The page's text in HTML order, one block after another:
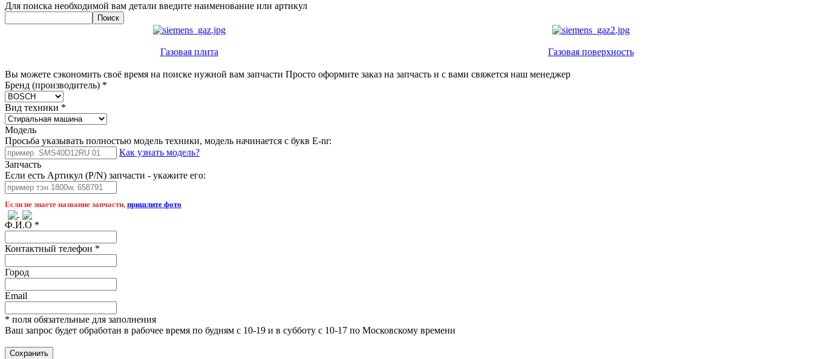
Для поиска необходимой вам детали введите наименование или артикул
Газовая плита Газовая поверхность
Вы можете сэкономить своё время на поиске нужной вам запчасти Просто оформите заказ на запчасть и с вами свяжется наш менеджер
Бренд (производитель) *
Вид техники *
Модель
Просьба указывать полностью модель техники, модель начинается с букв E-nr:
Как узнать модель?
Запчасть
Если есть Артикул (P/N) запчасти - укажите его:
Если не знаете название запчасти, пришлите фото
Ф.И.О *
Контактный телефон *
Город
Email
* поля обязательные для заполнения
Ваш запрос будет обработан в рабочее время по будням с 10-19 и в субботу с 10-17 по Московскому времени